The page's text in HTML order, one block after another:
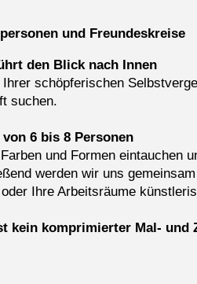
und Freundeskreise
den Blick nach Innen
schöpferischen
suchen.
6 bis 8 Personen
und Formen eintauchen
werden wir uns
Ihre Arbeitsräume
kein komprimierter Mal- und